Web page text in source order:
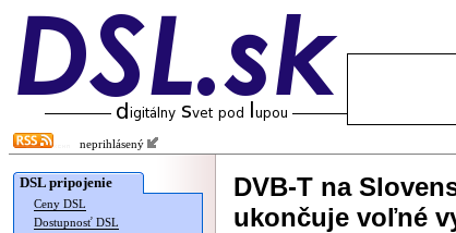
neprihlásený
DSL pripojenie
Ceny DSL
Dostupnosť DSL
DVB-T na
ukončuje voľné